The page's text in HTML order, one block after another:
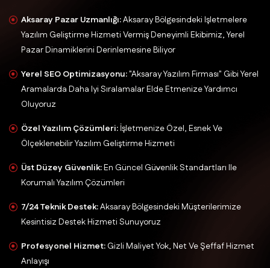
Aksaray Pazar Uzmanlığı:Aksaray Bölgesindeki Işletmelere
Yazılım Geliştirme Hizmeti Vermiş Deneyimli Ekibimiz, Yerel
Pazar Dinamiklerini Derinlemesine Biliyor
Yerel SEO Optimizasyonu:"Aksaray Yazılım Firması" Gibi Yerel
Aramalarda Daha Iyi Sıralamalar Elde Etmenize Yardımcı
Oluyoruz
Özel Yazılım Çözümleri: İşletmenize Özel, Esnek Ve
Ölçeklenebilir Yazılım Geliştirme Hizmeti
Üst Düzey Güvenlik:En Güncel Güvenlik Standartları Ile
Korumalı Yazılım Çözümleri
7/24 Teknik Destek:Aksaray Bölgesindeki Müşterilerimize
Kesintisiz Destek Hizmeti Sunuyoruz
Profesyonel Hizmet: Gizli Maliyet Yok, Net Ve Şeffaf Hizmet
Anlayışı